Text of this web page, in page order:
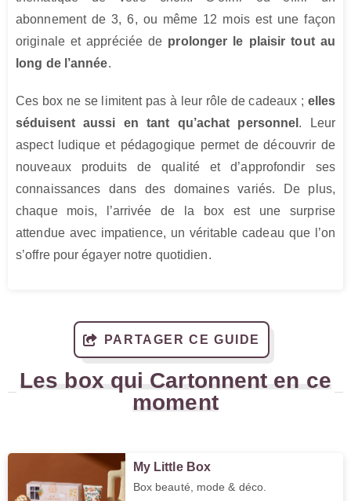
abonnement de 3, 6, ou même 12 mois est une façon
originale et appréciée de prolonger le plaisir tout au
long de l’année.
Ces box ne se limitent pas à leur rôle de cadeaux ; elles
séduisent aussi en tant qu’achat personnel . Leur
aspect ludique et pédagogique permet de découvrir de
nouveaux produits de qualité et d’approfondir ses
connaissances dans des domaines variés. De plus,
chaque mois, l’arrivée de la box est une surprise
attendue avec impatience, un véritable cadeau que l’on
s’offre pour égayer notre quotidien.
PARTAGER CE GUIDE
Les box qui Cartonnent en ce
moment
My Little Box
Box beauté, mode & déco.